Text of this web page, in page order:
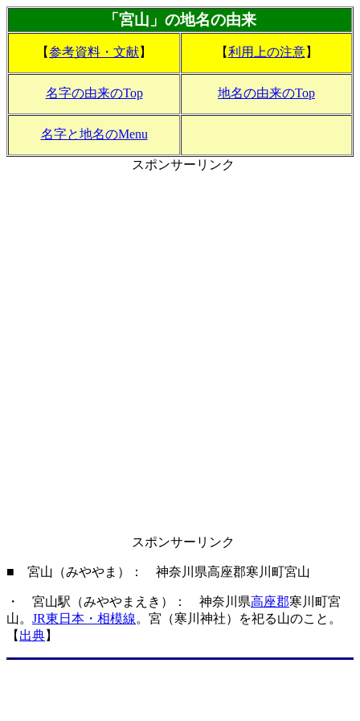
「宮山」の地名の由来
【参考資料・文献】 【利用上の注意】
名字の由来のTop 地名の由来のTop
名字と地名のMenu
スポンサーリンク
スポンサーリンク
■ 宮山（みややま）： 神奈川県高座郡寒川町宮山
・ 宮山駅（みややまえき）： 神奈川県高座郡寒川町宮
山。 JR東日本・相模線。宮（寒川神社）を祀る山のこと。
【 出典】